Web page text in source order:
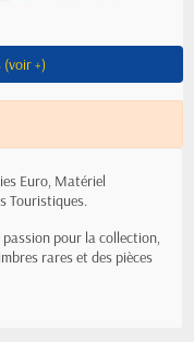
+)
Euro, Matériel
Touristiques.
pour la collection,
rares et des pièces